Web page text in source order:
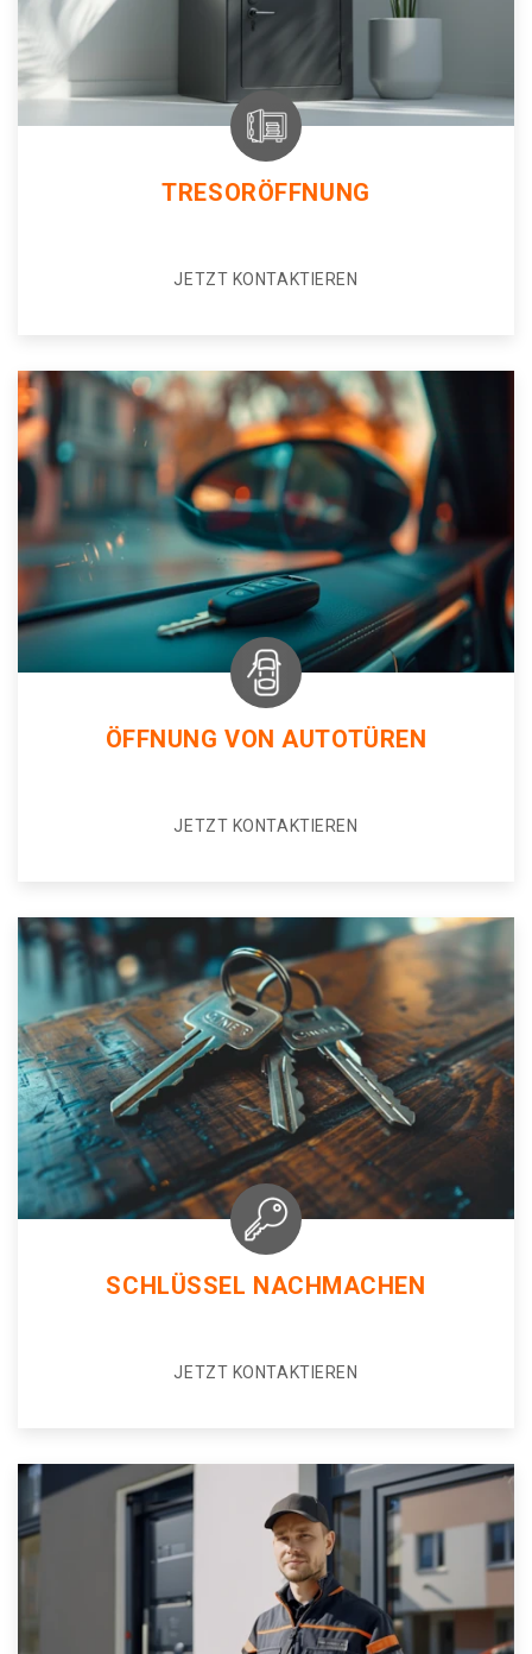
TRESORÖFFNUNG
JETZT KONTAKTIEREN
ÖFFNUNG VON AUTOTÜREN
JETZT KONTAKTIEREN
SCHLÜSSEL NACHMACHEN
JETZT KONTAKTIEREN